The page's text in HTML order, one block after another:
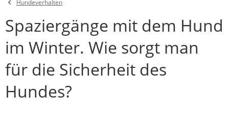
Hundeverhalten
Spaziergänge mit dem Hund
im Winter. Wie sorgt man
für die Sicherheit des
Hundes?